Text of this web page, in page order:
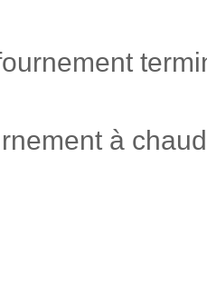
à chaud